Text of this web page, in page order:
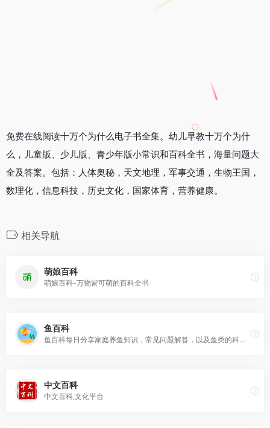
免费在线阅读十万个为什么电子书全集。幼儿早教十万个为什
么，儿童版、少儿版、青少年版小常识和百科全书，海量问题大
全及答案。包括：人体奥秘，天文地理，军事交通，生物王国，
数理化，信息科技，历史文化，国家体育，营养健康。
相关导航
萌娘百科
萌娘百科-万物皆可萌的百科全书
鱼百科
鱼百科每日分享家庭养鱼知识，常见问题解答，以及鱼类的科普知识等。我们目标是成为您身边的养鱼专家，让您30天成为养鱼达人！
中文百科
中文百科,文化平台